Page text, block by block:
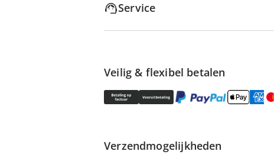
Service
Veilig & flexibel betalen
Verzendmogelijkheden